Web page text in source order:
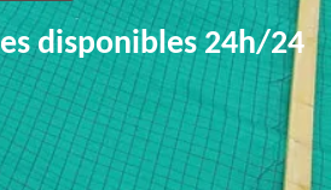
disponibles 24h/24